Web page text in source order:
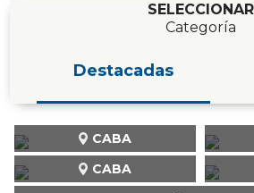
SELECCIONAR
Categoría
Destacadas
CABA
CABA